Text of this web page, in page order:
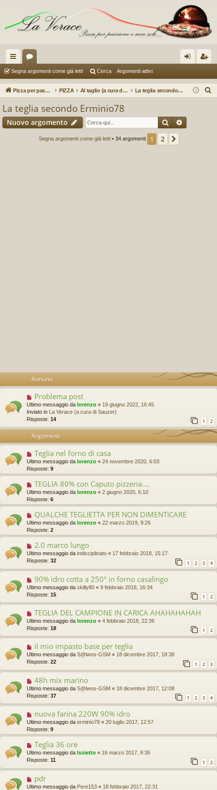
oll
eg
en
or
u in riv
Segna argomenti come già letti Cerca Argomenti attivi
Pizza per passione enon solo... PIZZA Al taglio (a cura di Issietto) La teglia secondo Erminio78
La teglia secondo Erminio78
Nuovo argomento Cerca
Segna argomenti come già letti• 34 argomenti 1 2
Annunci
Problema post
Ultimo messaggio da lorenzo « 19 giugno 2022, 16:45
Inviato in La Verace (a cura di Sauzer)
Risposte: 14 1 2
Argomenti
Teglia nel forno di casa
Ultimo messaggio da lorenzo « 24 novembre 2020, 6:03
Risposte: 9
TEGLIA 80% con Caputo pizzeria....
Ultimo messaggio da lorenzo « 2 giugno 2020, 6:10
Risposte: 6
QUALCHE TEGLIETTA PER NON DIMENTICARE
Ultimo messaggio da lorenzo « 22 marzo 2019, 9:26
Risposte: 2
2.0 marco lungo
Ultimo messaggio da indisciplinato « 17 febbraio 2018, 15:17
Risposte: 32 1 2 3 4
90% idro cotta a 250° in forno casalingo
Ultimo messaggio da skilly80 « 9 febbraio 2018, 16:34
Risposte: 15 1 2
TEGLIA DEL CAMPIONE IN CARICA AHAHAHAHAH
Ultimo messaggio da lorenzo « 4 febbraio 2018, 22:36
Risposte: 18 1 2
il mio impasto base per teglia
Ultimo messaggio da S@lwos-GSM « 18 dicembre 2017, 18:38
Risposte: 22 1 2 3
48h mix marino
Ultimo messaggio da S@lwos-GSM « 18 dicembre 2017, 12:08
Risposte: 37 1 2 3 4
nuova farina 220W 90% idro
Ultimo messaggio da erminio78 « 20 luglio 2017, 12:57
Risposte: 9
Teglia 36 ore
Ultimo messaggio da Issietto « 16 marzo 2017, 9:35
Risposte: 11 1 2
pdr
Ultimo messaggio da Pere153 « 18 febbraio 2017, 22:31